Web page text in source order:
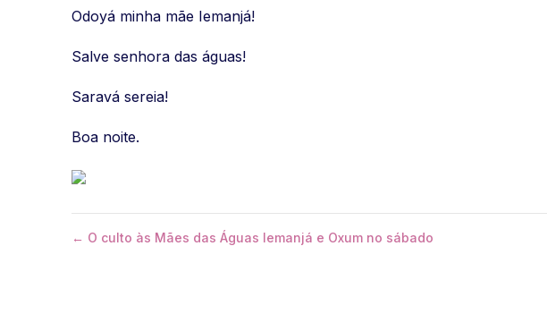
Odoyá minha mãe Iemanjá!
Salve senhora das águas!
Saravá sereia!
Boa noite.
← O culto às Mães das Águas Iemanjá e Oxum no sábado